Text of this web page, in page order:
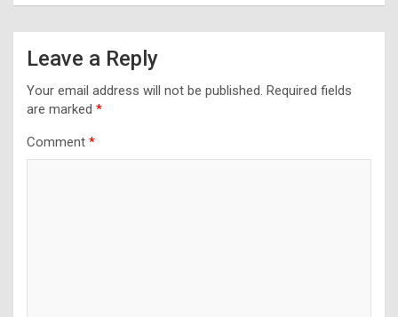
Leave a Reply
Your email address will not be published. Required fields
are marked *
Comment *